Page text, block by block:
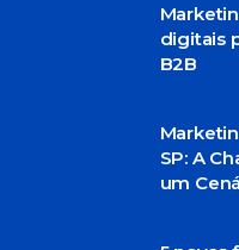
digitais
B2B
SP: A
um